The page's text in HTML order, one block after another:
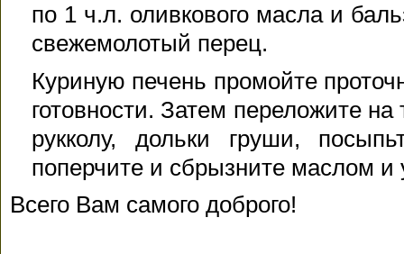
по 1 ч.л. оливкового масла и
свежемолотый перец.
Куриную печень промойте
готовности. Затем переложите
рукколу, дольки груши,
поперчите и сбрызните маслом и
Всего Вам самого доброго!